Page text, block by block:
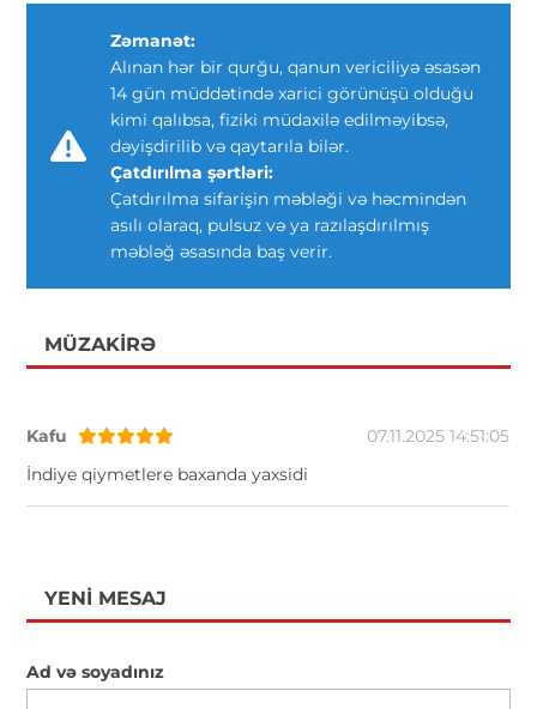
Zəmanət:
Alınan hər bir qurğu, qanun vericiliyə əsasən
14 gün müddətində xarici görünüşü olduğu
kimi qalıbsa, fiziki müdaxilə edilməyibsə,
dəyişdirilib və qaytarıla bilər.
Çatdırılma şərtləri:
Çatdırılma sifarişin məbləği və həcmindən
asılı olaraq, pulsuz və ya razılaşdırılmış
məbləğ əsasında baş verir.
MÜZAKIRƏ
Kafu
07.11.2025 14:51:05
İndiye qiymetlere baxanda yaxsidi
YENI MESAJ
Ad və soyadınız